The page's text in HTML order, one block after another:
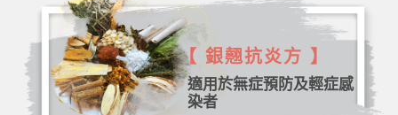
【 銀翹抗炎方 】
適用於無症預防及輕症感
染者